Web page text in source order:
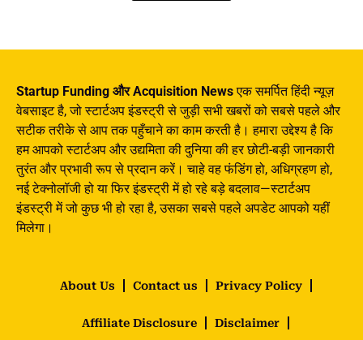
Startup Funding और Acquisition Newsएक समर्पित हिंदी न्यूज़
वेबसाइट है, जो स्टार्टअप इंडस्ट्री से जुड़ी सभी खबरों को सबसे पहले और
सटीक तरीके से आप तक पहुँचाने का काम करती है। हमारा उद्देश्य है कि
हम आपको स्टार्टअप और उद्यमिता की दुनिया की हर छोटी-बड़ी जानकारी
तुरंत और प्रभावी रूप से प्रदान करें। चाहे वह फंडिंग हो, अधिग्रहण हो,
नई टेक्नोलॉजी हो या फिर इंडस्ट्री में हो रहे बड़े बदलाव—स्टार्टअप
इंडस्ट्री में जो कुछ भी हो रहा है, उसका सबसे पहले अपडेट आपको यहीं
मिलेगा।
About Us Contact us Privacy Policy
Affiliate Disclosure Disclaimer